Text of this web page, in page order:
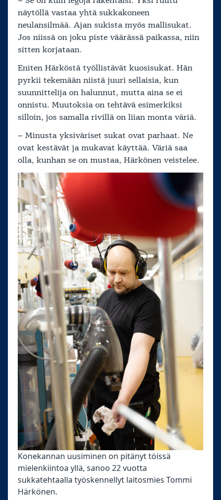
näytöllä vastaa yhtä sukkakoneen
neulansilmää. Ajan sukista myös mallisukat.
Jos niissä on joku piste väärässä paikassa, niin
sitten korjataan.
Eniten Härköstä työllistävät kuosisukat. Hän
pyrkii tekemään niistä juuri sellaisia, kun
suunnittelija on halunnut, mutta aina se ei
onnistu. Muutoksia on tehtävä esimerkiksi
silloin, jos samalla rivillä on liian monta väriä.
– Minusta yksiväriset sukat ovat parhaat. Ne
ovat kestävät ja mukavat käyttää. Väriä saa
olla, kunhan se on mustaa, Härkönen veistelee.
Konekannan uusiminen on pitänyt töissä
mielenkiintoa yllä, sanoo 22 vuotta
sukkatehtaalla työskennellyt laitosmies Tommi
Härkönen.